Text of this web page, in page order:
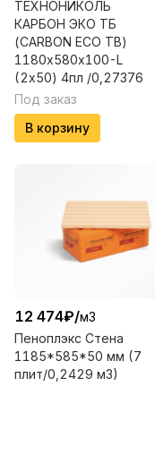
ТЕХНОНИКОЛЬ
КАРБОН ЭКО ТБ
(CARBON ECO TB)
1180х580х100-L
(2х50) 4пл /0,27376
Под заказ
В корзину
12 474₽/м3
Пеноплэкс Стена
1185*585*50 мм (7
плит/0,2429 м3)